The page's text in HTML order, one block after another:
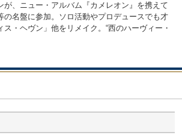
、ニュー・アルバム『カメレオン』を携えて
名盤に参加。ソロ活動やプロデュースでも才
・ヘヴン」他をリメイク。“西のハーヴィー・